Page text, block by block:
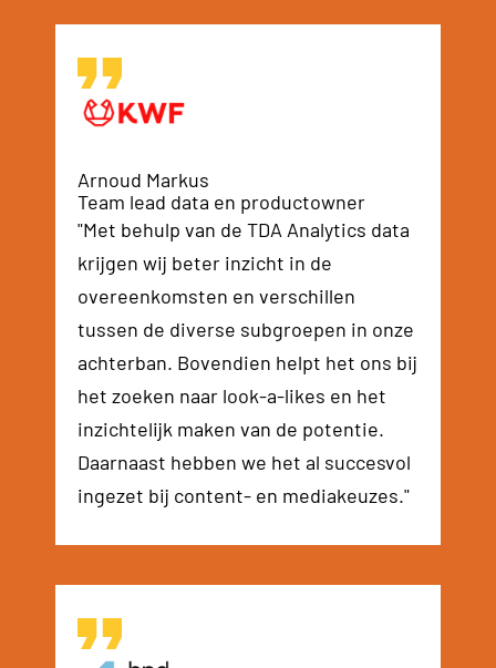
Arnoud Markus
Team lead data en productowner
"Met behulp van de TDA Analytics data
krijgen wij beter inzicht in de
overeenkomsten en verschillen
tussen de diverse subgroepen in onze
achterban. Bovendien helpt het ons bij
het zoeken naar look-a-likes en het
inzichtelijk maken van de potentie.
Daarnaast hebben we het al succesvol
ingezet bij content- en mediakeuzes."